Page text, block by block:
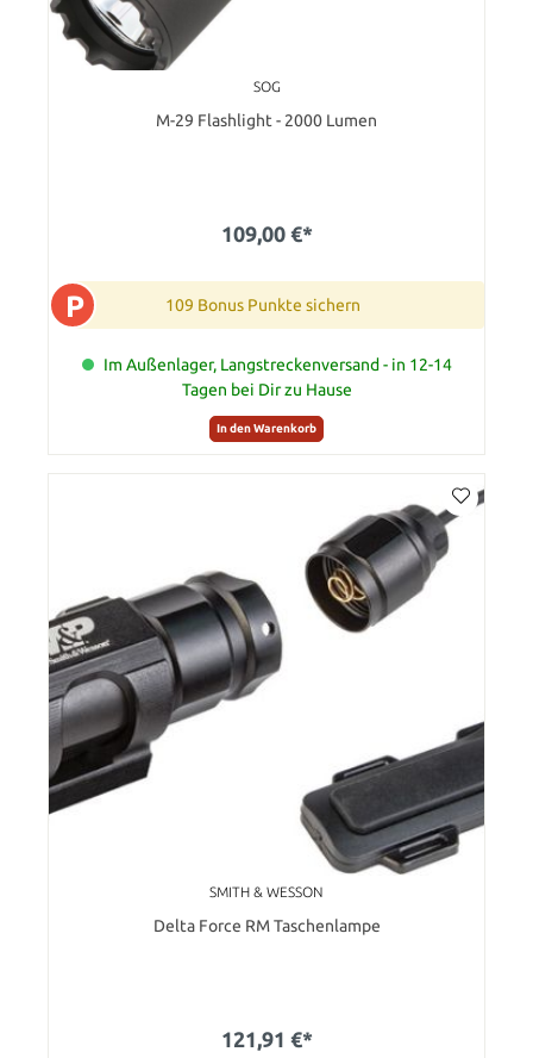
SOG
M-29 Flashlight - 2000 Lumen
109,00 €*
P 109 Bonus Punkte sichern
Im Außenlager, Langstreckenversand - in 12-14
Tagen bei Dir zu Hause
In den Warenkorb
SMITH & WESSON
Delta Force RM Taschenlampe
121,91 €*